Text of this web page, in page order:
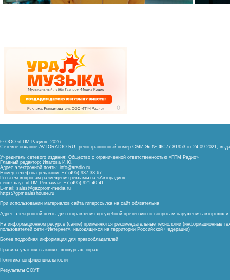
© ООО «ГПМ Радио», 2026
Сетевое издание AVTORADIO.RU, регистрационный номер СМИ Эл № ФС77-81953 от 24.09.2021,
Учредитель сетевого издания: Общество с ограниченной ответственностью «ГПМ Радио»
Главный редактор: Ипатова И.Ю.
Адрес электронной почты: info@aradio.ru
Номер телефона редакции: +7 (495) 937-33-67
По всем вопросам размещения рекламы на «Авторадио»
сейлз-хаус «ГПМ Реклама»: +7 (495) 921-40-41
E-mail: sales@gazprom-media.ru
https://gpmsaleshouse.ru
При использовании материалов сайта гиперссылка на сайт обязательна
Адрес электронной почты для отправления досудебной претензии по вопросам нарушения авторских
На информационном ресурсе (сайте) применяются рекомендательные технологии (информационные
пользователей сети «Интернет», находящихся на территории Российской Федерации)
Более подробная информация для правообладателей
Правила участия в акциях, конкурсах, играх
Политика конфиденциальности
Результаты СОУТ